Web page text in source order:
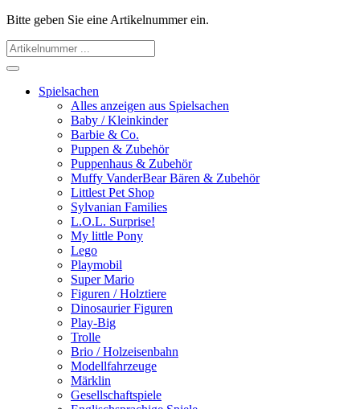
Bitte geben Sie eine Artikelnummer ein.
Spielsachen
Alles anzeigen aus Spielsachen
Baby / Kleinkinder
Barbie & Co.
Puppen & Zubehör
Puppenhaus & Zubehör
Muffy VanderBear Bären & Zubehör
Littlest Pet Shop
Sylvanian Families
L.O.L. Surprise!
My little Pony
Lego
Playmobil
Super Mario
Figuren / Holztiere
Dinosaurier Figuren
Play-Big
Trolle
Brio / Holzeisenbahn
Modellfahrzeuge
Märklin
Gesellschaftspiele